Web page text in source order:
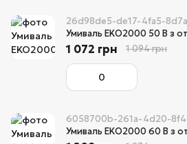
26d98de5-de17-4fa5-
Умиваль EKO2000 50 B з
1 072 грн 1 094 грн
6058700b-261a-4d20-
Умиваль EKO2000 60 B з